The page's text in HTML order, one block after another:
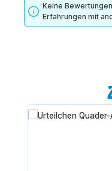
Keine
Erfahrungen mit
Produktgalerie